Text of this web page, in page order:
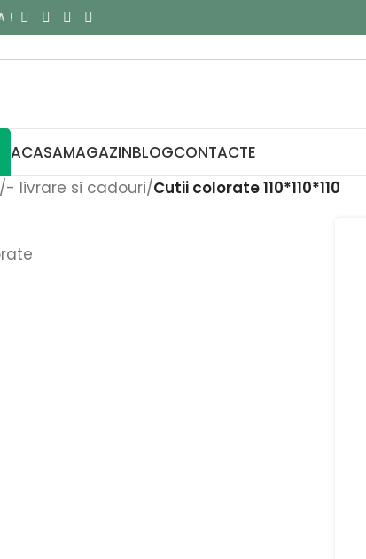
!
ACASAMAGAZINBLOGCONTACTE
/- livrare si cadouri/Cutii colorate 110*110*110